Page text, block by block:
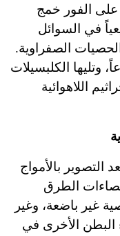
على الفور خمج
في السوائل
الصفراوية.
وتليها الكلبسيلات
اللاهوائية
التصوير بالأمواج
الطرق
غير باضعة، وغير
البطن الأخرى في